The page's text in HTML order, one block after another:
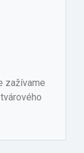
zažívame